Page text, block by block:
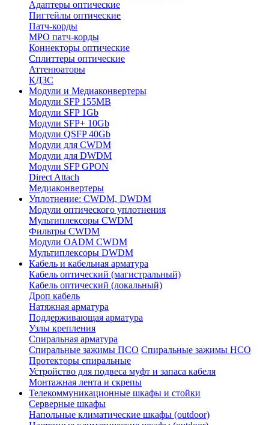
Адаптеры оптические
Пигтейлы оптические
Патч-корды
MPO патч-корды
Коннекторы оптические
Сплиттеры оптические
Аттенюаторы
КДЗС
Модули и Медиаконвертеры
Модули SFP 155MB
Модули SFP 1Gb
Модули SFP+ 10Gb
Модули QSFP 40Gb
Модули для CWDM
Модули для DWDM
Модули SFP GPON
Direct Attach
Медиаконвертеры
Уплотнение: CWDM, DWDM
Модули оптического уплотнения
Мультиплексоры CWDM
Фильтры CWDM
Модули OADM CWDM
Мультиплексоры DWDM
Кабель и кабельная арматура
Кабель оптический (магистральный)
Кабель оптический (локальный)
Дроп кабель
Натяжная арматура
Поддерживающая арматура
Узлы крепления
Спиральная арматура
Спиральные зажимы ПСО Спиральные зажимы НСО
Протекторы спиральные
Устройство для подвеса муфт и запаса кабеля
Монтажная лента и скрепы
Телекоммуникационные шкафы и стойки
Серверные шкафы
Напольные климатические шкафы (outdoor)